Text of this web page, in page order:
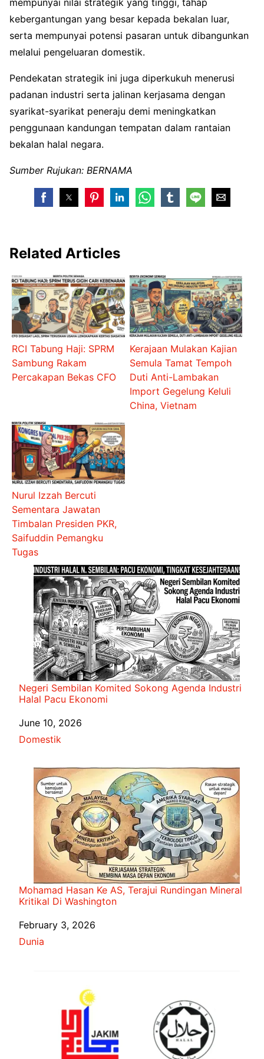
mempunyai nilai strategik yang tinggi, tahap
kebergantungan yang besar kepada bekalan luar,
serta mempunyai potensi pasaran untuk dibangunkan
melalui pengeluaran domestik.
Pendekatan strategik ini juga diperkukuh menerusi
padanan industri serta jalinan kerjasama dengan
syarikat-syarikat peneraju demi meningkatkan
penggunaan kandungan tempatan dalam rantaian
bekalan halal negara.
Sumber Rujukan: BERNAMA
Related Articles
RCI Tabung Haji: SPRM
Sambung Rakam
Percakapan Bekas CFO
Kerajaan Mulakan Kajian
Semula Tamat Tempoh
Duti Anti-Lambakan
Import Gegelung Keluli
China, Vietnam
Nurul Izzah Bercuti
Sementara Jawatan
Timbalan Presiden PKR,
Saifuddin Pemangku
Tugas
Negeri Sembilan Komited Sokong Agenda Industri
Halal Pacu Ekonomi
Date
June 10, 2026
In relation to
Domestik
Mohamad Hasan Ke AS, Terajui Rundingan Mineral
Kritikal Di Washington
Date
February 3, 2026
In relation to
Dunia